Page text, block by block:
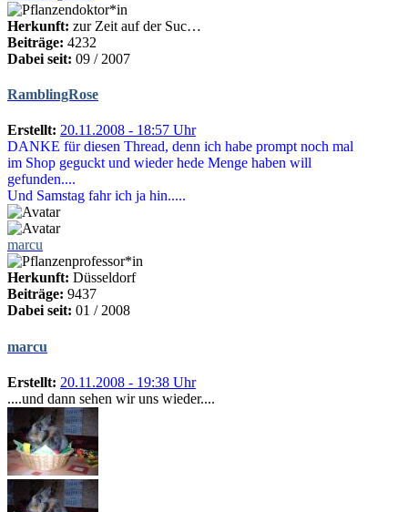
Herkunft: zur Zeit auf der Suc…
Beiträge: 4232
Dabei seit: 09 / 2007
RamblingRose
Erstellt: 20.11.2008 - 18:57 Uhr
DANKE für diesen Thread, denn ich habe prompt noch mal
im Shop geguckt und wieder hede Menge haben will
gefunden....
Und Samstag fahr ich ja hin.....
marcu
Herkunft: Düsseldorf
Beiträge: 9437
Dabei seit: 01 / 2008
marcu
Erstellt: 20.11.2008 - 19:38 Uhr
....und dann sehen wir uns wieder....